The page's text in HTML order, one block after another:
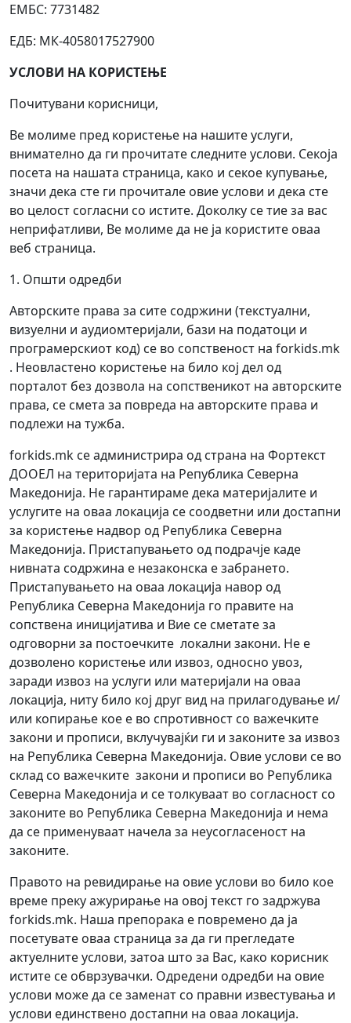
ЕМБС: 7731482
ЕДБ: МК-4058017527900
УСЛОВИ НА КОРИСТЕЊЕ
Почитувани корисници,
Ве молиме пред користење на нашите услуги,
внимателно да ги прочитате следните услови. Секоја
посета на нашата страница, како и секое купување,
значи дека сте ги прочитале овие услови и дека сте
во целост согласни со истите. Доколку се тие за вас
неприфатливи, Ве молиме да не ја користите оваа
веб страница.
1. Општи одредби
Авторските права за сите содржини (текстуални,
визуелни и аудиомтеријали, бази на податоци и
програмерскиот код) се во сопственост на forkids.mk
. Неовластено користење на било кој дел од
порталот без дозвола на сопственикот на авторските
права, се смета за повреда на авторските права и
подлежи на тужба.
forkids.mk се администрира од страна на Фортекст
ДООЕЛ на територијата на Република Северна
Македонија. Не гарантираме дека материјалите и
услугите на оваа локација се соодветни или достапни
за користење надвор од Република Северна
Македонија. Пристапувањето од подрачје каде
нивната содржина е незаконска е забрането.
Пристапувањето на оваа локација навор од
Република Северна Македонија го правите на
сопствена иницијатива и Вие се сметате за
одговорни за постоечките локални закони. Не е
дозволено користење или извоз, односно увоз,
заради извоз на услуги или материјали на оваа
локација, ниту било кој друг вид на прилагодување и/
или копирање кое е во спротивност со важечките
закони и прописи, вклучувајќи ги и законите за извоз
на Република Северна Македонија. Овие услови се во
склад со важечките закони и прописи во Република
Северна Македонија и се толкуваат во согласност со
законите во Република Северна Македонија и нема
да се применуваат начела за неусогласеност на
законите.
Правото на ревидирање на овие услови во било кое
време преку ажурирање на овој текст го задржува
forkids.mk. Наша препорака е повремено да ја
посетувате оваа страница за да ги прегледате
актуелните услови, затоа што за Вас, како корисник
истите се обврзувачки. Одредени одредби на овие
услови може да се заменат со правни известувања и
услови единствено достапни на оваа локација.